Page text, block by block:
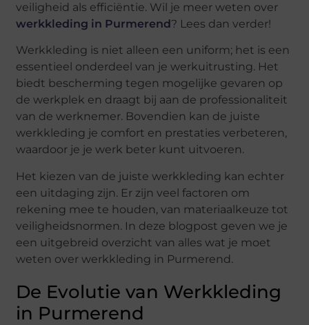
veiligheid als efficiëntie. Wil je meer weten over
werkkleding in Purmerend? Lees dan verder!
Werkkleding is niet alleen een uniform; het is een
essentieel onderdeel van je werkuitrusting. Het
biedt bescherming tegen mogelijke gevaren op
de werkplek en draagt bij aan de professionaliteit
van de werknemer. Bovendien kan de juiste
werkkleding je comfort en prestaties verbeteren,
waardoor je je werk beter kunt uitvoeren.
Het kiezen van de juiste werkkleding kan echter
een uitdaging zijn. Er zijn veel factoren om
rekening mee te houden, van materiaalkeuze tot
veiligheidsnormen. In deze blogpost geven we je
een uitgebreid overzicht van alles wat je moet
weten over werkkleding in Purmerend.
De Evolutie van Werkkleding
in Purmerend